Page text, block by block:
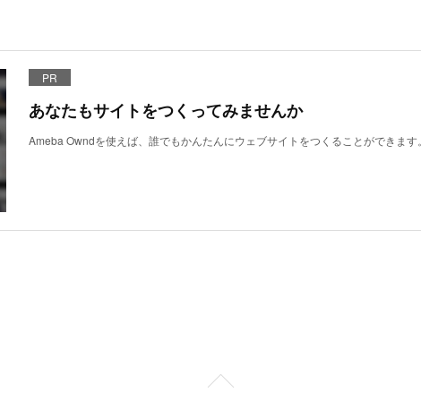
PR
あなたもサイトをつくってみませんか
Ameba Owndを使えば、誰でもかんたんにウェブサイトをつくることができます